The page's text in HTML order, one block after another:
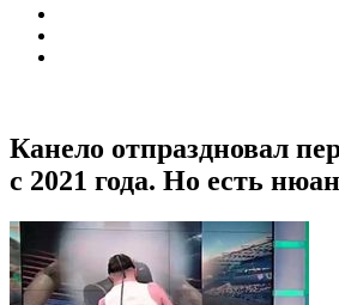
Канело отпраздновал
с 2021 года. Но есть